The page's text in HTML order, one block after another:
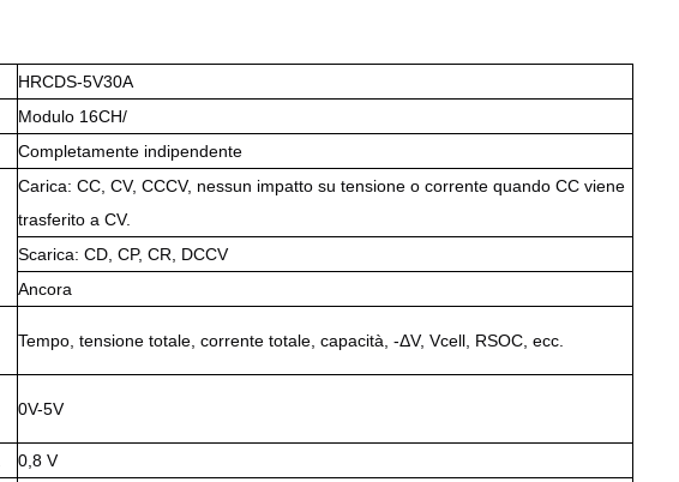
HRCDS-5V30A
Modulo 16CH/
Completamente indipendente
Carica: CC, CV, CCCV, nessun impatto su tensione o corrente quando CC viene
trasferito a CV.
Scarica: CD, CP, CR, DCCV
Ancora
Tempo, tensione totale, corrente totale, capacità, -ΔV, Vcell, RSOC, ecc.
0V-5V
0,8 V